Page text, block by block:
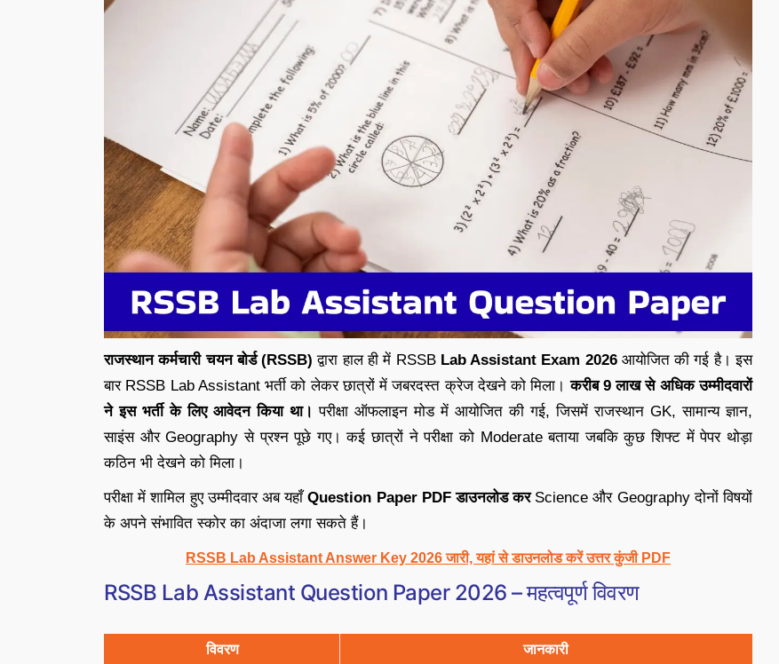
राजस्थान कर्मचारी चयन बोर्ड (RSSB) द्वारा हाल ही में RSSBLab Assistant Exam 2026आयोजित की गई है। इस
बार RSSB Lab Assistant भर्ती को लेकर छात्रों में जबरदस्त क्रेज देखने को मिला।करीब 9 लाख से अधिक उम्मीदवारों
ने इस भर्ती के लिए आवेदन किया था। परीक्षा ऑफलाइन मोड में आयोजित की गई, जिसमें राजस्थान GK, सामान्य ज्ञान,
साइंस और Geography से प्रश्न पूछे गए। कई छात्रों ने परीक्षा को Moderate बताया जबकि कुछ शिफ्ट में पेपर थोड़ा
कठिन भी देखने को मिला।
परीक्षा में शामिल हुए उम्मीदवार अब यहाँQuestion Paper PDF डाउनलोड कर Science और Geography दोनों विषयों
के अपने संभावित स्कोर का अंदाजा लगा सकते हैं।
RSSB Lab Assistant Answer Key 2026 जारी, यहां से डाउनलोड करें उत्तर कुंजी PDF
RSSB Lab Assistant Question Paper 2026 – महत्वपूर्ण विवरण
विवरण जानकारी